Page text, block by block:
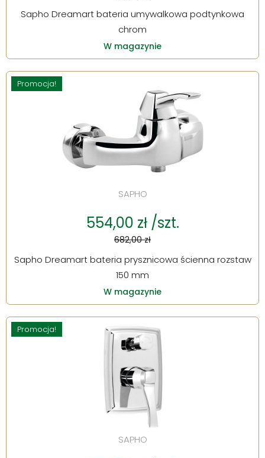
Sapho Dreamart bateria umywalkowa podtynkowa
chrom
W magazynie
Promocja!
SAPHO
554,00 zł /szt.
682,00 zł
Sapho Dreamart bateria prysznicowa ścienna rozstaw
150 mm
W magazynie
Promocja!
SAPHO